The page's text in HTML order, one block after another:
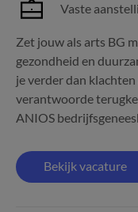
Vaste
Zet jouw als arts BG
gezondheid en
je verder dan
verantwoorde
ANIOS
Bekijk vacature